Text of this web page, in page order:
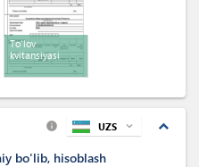
To'lov
kvitansiyasi
expand_less
info UZS expand_more
bo'lib, hisoblash